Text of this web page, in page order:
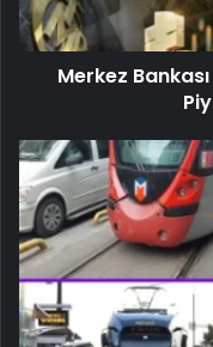
Merkez